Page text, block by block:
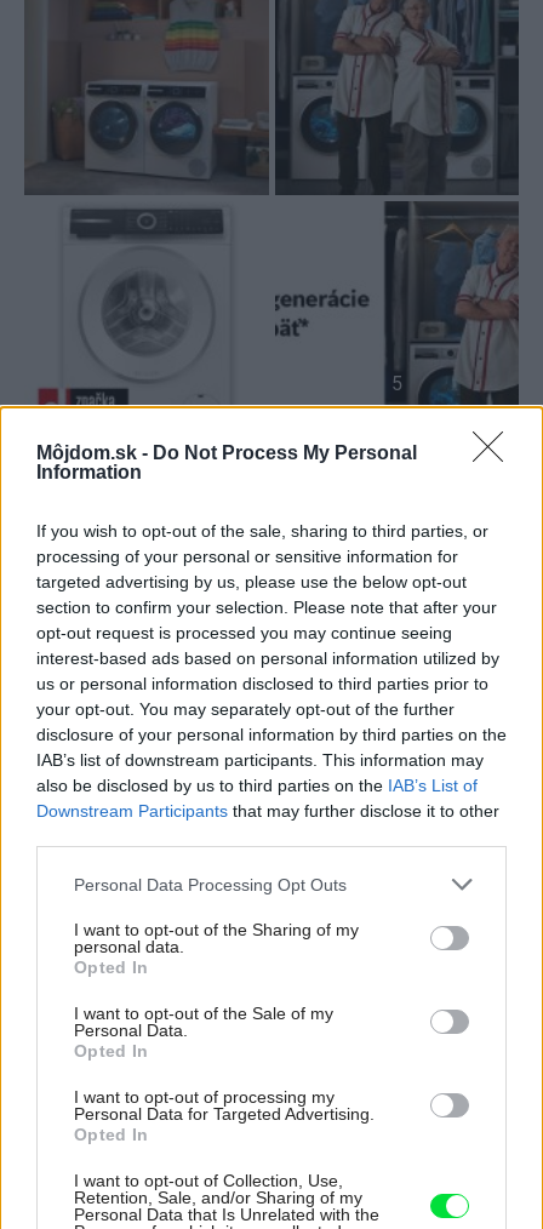
Môjdom.sk - Do Not Process My Personal
Information
If you wish to opt-out of the sale, sharing to third parties, or
processing of your personal or sensitive information for
targeted advertising by us, please use the below opt-out
section to confirm your selection. Please note that after your
opt-out request is processed you may continue seeing
interest-based ads based on personal information utilized by
us or personal information disclosed to third parties prior to
your opt-out. You may separately opt-out of the further
disclosure of your personal information by third parties on the
IAB’s list of downstream participants. This information may
also be disclosed by us to third parties on the IAB’s List of
Downstream Participants that may further disclose it to other
Please note that this website/app uses one or more Google
not limited to your visit or usage behaviour. You may click to
grant or deny consent to Google and its third-party tags to
use your data for below specified purposes in below Google
consent section.
Personal Data Processing Opt Outs
I want to opt-out of the Sharing of my
personal data.
Opted In
I want to opt-out of the Sale of my
Personal Data.
Opted In
I want to opt-out of processing my
Personal Data for Targeted Advertising.
Opted In
I want to opt-out of Collection, Use,
Retention, Sale, and/or Sharing of my
Personal Data that Is Unrelated with the
5
Zdroj: PR článok BSH domáci spotřebiče s.r.o.
Kategória: Domáce spotrebiče
Tagy: inteligentné spotrebiče práčky
sušenie a pranie
Zdieľať článok